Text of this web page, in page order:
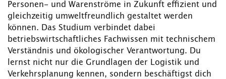
Personen- und Warenströme in Zukunft effizient und
gleichzeitig umweltfreundlich gestaltet werden
können. Das Studium verbindet dabei
betriebswirtschaftliches Fachwissen mit technischem
Verständnis und ökologischer Verantwortung. Du
lernst nicht nur die Grundlagen der Logistik und
Verkehrsplanung kennen, sondern beschäftigst dich